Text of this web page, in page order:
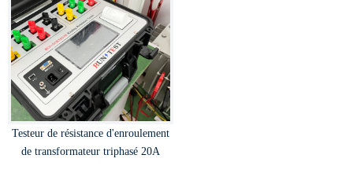
Testeur de résistance d'enroulement
de transformateur triphasé 20A